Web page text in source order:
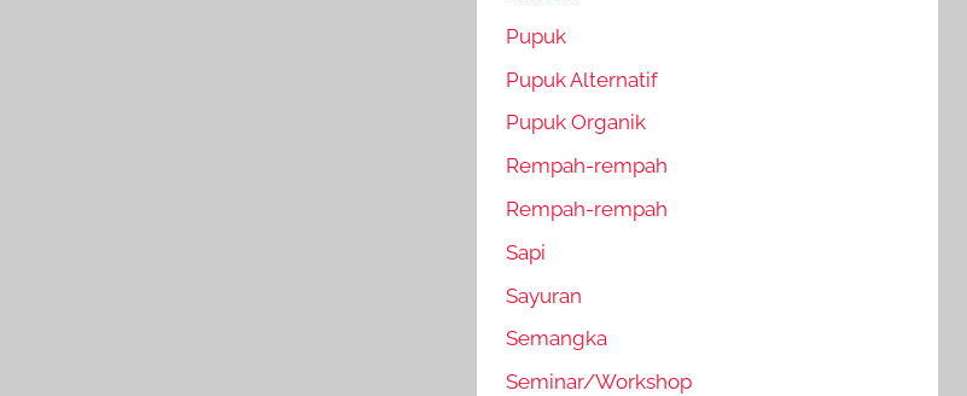
Pupuk
Pupuk Alternatif
Pupuk Organik
Rempah-rempah
Rempah-rempah
Sapi
Sayuran
Semangka
Seminar/Workshop